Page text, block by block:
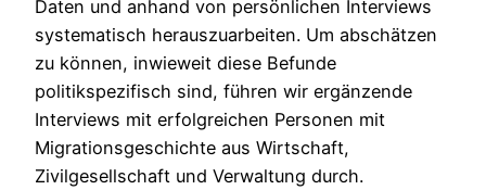
Daten und anhand von persönlichen Interviews
systematisch herauszuarbeiten. Um abschätzen
zu können, inwieweit diese Befunde
politikspezifisch sind, führen wir ergänzende
Interviews mit erfolgreichen Personen mit
Migrationsgeschichte aus Wirtschaft,
Zivilgesellschaft und Verwaltung durch.